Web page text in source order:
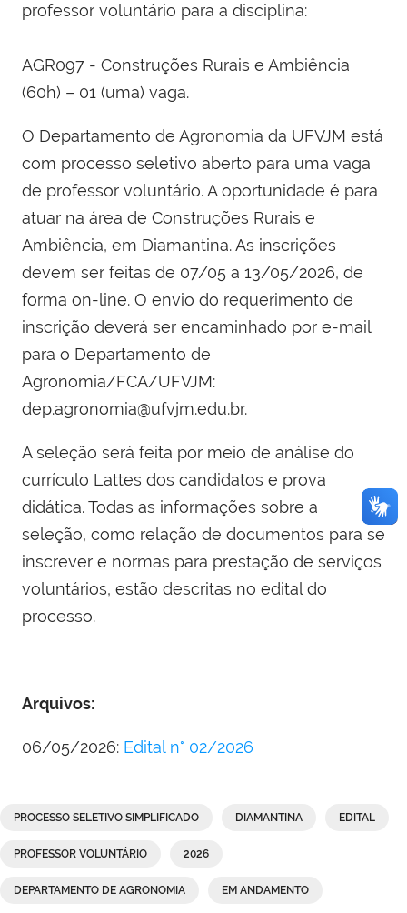
professor voluntário para a disciplina:
AGR097 - Construções Rurais e Ambiência
(60h) – 01 (uma) vaga.
O Departamento de Agronomia da UFVJM está
com processo seletivo aberto para uma vaga
de professor voluntário. A oportunidade é para
atuar na área de Construções Rurais e
Ambiência, em Diamantina. As inscrições
devem ser feitas de 07/05 a 13/05/2026, de
forma on-line. O envio do requerimento de
inscrição deverá ser encaminhado por e-mail
para o Departamento de
Agronomia/FCA/UFVJM:
dep.agronomia@ufvjm.edu.br.
A seleção será feita por meio de análise do
currículo Lattes dos candidatos e prova
didática. Todas as informações sobre a
seleção, como relação de documentos para se
inscrever e normas para prestação de serviços
voluntários, estão descritas no edital do
processo.
Arquivos:
06/05/2026: Edital n° 02/2026
PROCESSO SELETIVO SIMPLIFICADO DIAMANTINA EDITAL
PROFESSOR VOLUNTÁRIO 2026
DEPARTAMENTO DE AGRONOMIA EM ANDAMENTO